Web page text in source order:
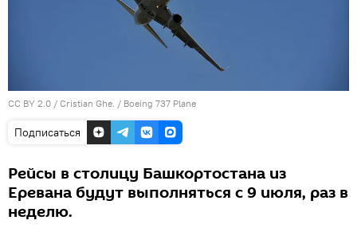
CC BY 2.0 / Cristian Ghe. / Boeing 737 Plane
Подписаться
Рейсы в столицу Башкортостана из
Еревана будут выполняться с 9 июля, раз в
неделю.